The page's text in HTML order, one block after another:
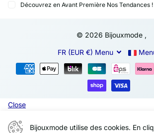
Découvrez en Avant Première Nos Tendances !
© 2026 Bijouxmode ,
FR (EUR €) Menu
Bijouxmode utilise des cookies. En
Close